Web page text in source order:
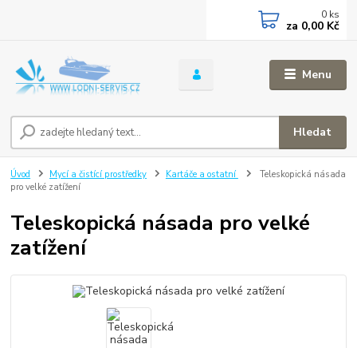
Menu
Hledat
0 ks
za 0,00 Kč
Úvod Mycí a čistící prostředky Kartáče a ostatní
Teleskopická násada
pro velké zatížení
Teleskopická násada pro velké
zatížení